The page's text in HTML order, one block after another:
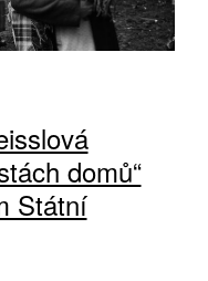
domů“
Státní